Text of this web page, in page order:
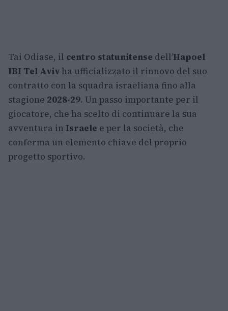
Tai Odiase, il centro statunitense dell’Hapoel
IBI Tel Aviv ha ufficializzato il rinnovo del suo
contratto con la squadra israeliana fino alla
stagione 2028-29. Un passo importante per il
giocatore, che ha scelto di continuare la sua
avventura in Israele e per la società, che
conferma un elemento chiave del proprio
progetto sportivo.